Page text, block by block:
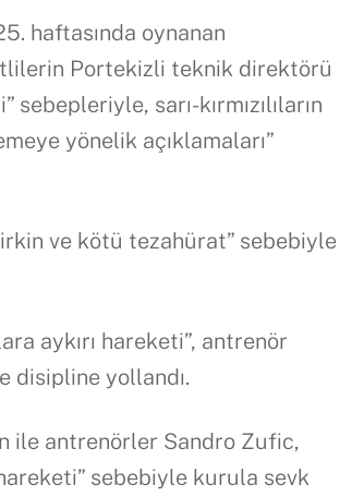
haftasında oynanan
Portekizli teknik direktörü
sarı-kırmızılıların
yönelik açıklamaları”
ve kötü tezahürat” sebebiyle
aykırı hareketi”, antrenör
disipline yollandı.
ile antrenörler Sandro Zufic,
sebebiyle kurula sevk